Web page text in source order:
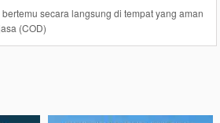
secara langsung di tempat yang aman
(COD)